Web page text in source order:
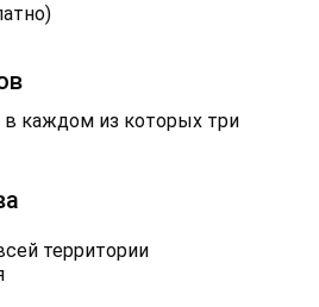
каждом из которых три
территории